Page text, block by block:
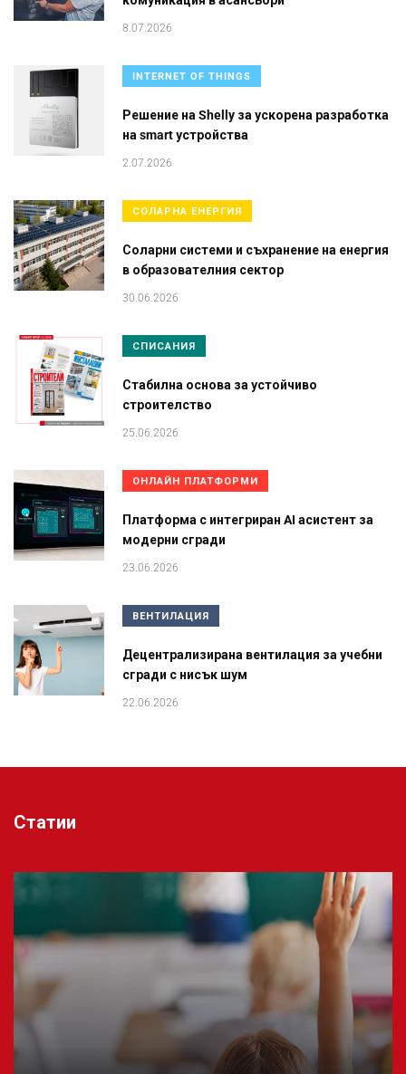
8.07.2026
INTERNET OF THINGS
Решение на Shelly за ускорена разработка
на smart устройства
2.07.2026
СОЛАРНА ЕНЕРГИЯ
Соларни системи и съхранение на енергия
в образователния сектор
30.06.2026
СПИСАНИЯ
Стабилна основа за устойчиво
строителство
25.06.2026
ОНЛАЙН ПЛАТФОРМИ
Платформа с интегриран AI асистент за
модерни сгради
23.06.2026
ВЕНТИЛАЦИЯ
Децентрализирана вентилация за учебни
сгради с нисък шум
22.06.2026
Статии